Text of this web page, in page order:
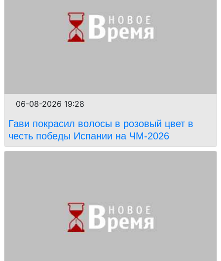
06-08-2026 19:28
Гави покрасил волосы в розовый цвет в
честь победы Испании на ЧМ-2026